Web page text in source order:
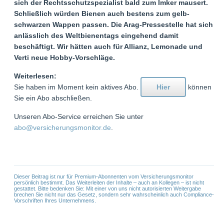
sich der Rechtsschutzspezialist bald zum Imker mausert.
Schließlich würden Bienen auch bestens zum gelb-
schwarzen Wappen passen. Die Arag-Pressestelle hat sich
anlässlich des Weltbienentags eingehend damit
beschäftigt. Wir hätten auch für Allianz, Lemonade und
Verti neue Hobby-Vorschläge.
Weiterlesen:
Sie haben im Moment kein aktives Abo.
Hier
können
Sie ein Abo abschließen.
Unseren Abo-Service erreichen Sie unter
abo@versicherungsmonitor.de
Dieser Beitrag ist nur für Premium-Abonnenten vom Versicherungsmonitor
persönlich bestimmt. Das Weiterleiten der Inhalte – auch an Kollegen – ist nicht
gestattet. Bitte bedenken Sie: Mit einer von uns nicht autorisierten Weitergabe
brechen Sie nicht nur das Gesetz, sondern sehr wahrscheinlich auch Compliance-
Vorschriften Ihres Unternehmens.